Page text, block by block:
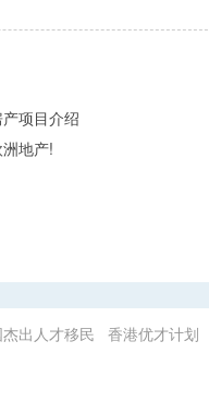
项目介绍
地产!
出人才移民 香港优才计划